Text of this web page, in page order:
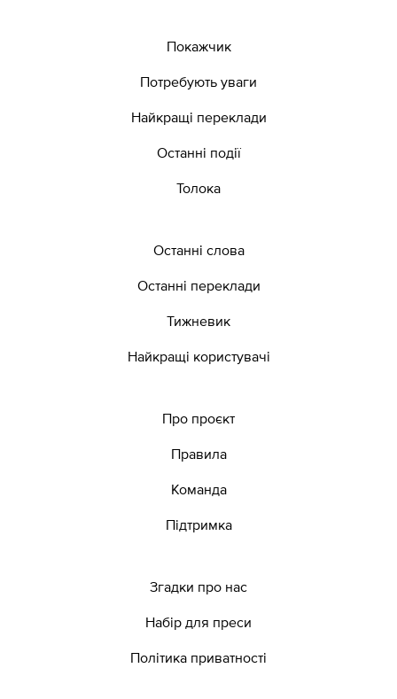
Покажчик
Потребують уваги
Найкращі переклади
Останні події
Толока
Останні слова
Останні переклади
Тижневик
Найкращі користувачі
Про проєкт
Правила
Команда
Підтримка
Згадки про нас
Набір для преси
Політика приватності